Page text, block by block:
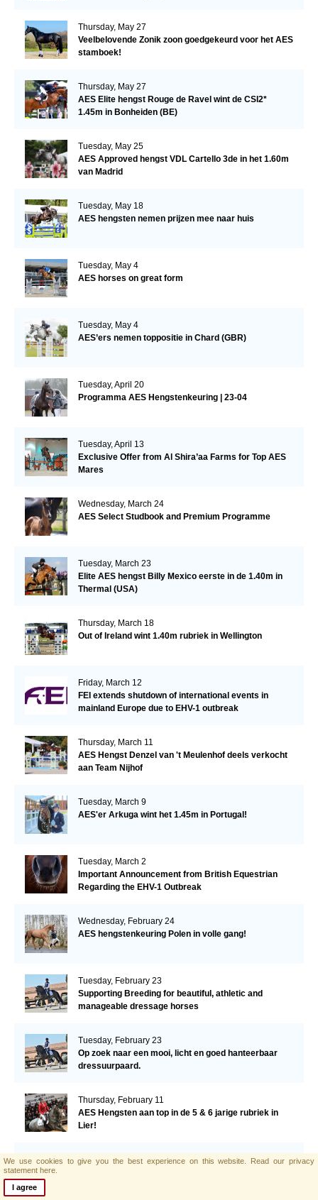
Thursday, May 27
Veelbelovende Zonik zoon goedgekeurd voor het AES
stamboek!
Thursday, May 27
AES Elite hengst Rouge de Ravel wint de CSI2*
1.45m in Bonheiden (BE)
Tuesday, May 25
AES Approved hengst VDL Cartello 3de in het 1.60m
van Madrid
Tuesday, May 18
AES hengsten nemen prijzen mee naar huis
Tuesday, May 4
AES horses on great form
Tuesday, May 4
AES’ers nemen toppositie in Chard (GBR)
Tuesday, April 20
Programma AES Hengstenkeuring | 23-04
Tuesday, April 13
Exclusive Offer from Al Shira’aa Farms for Top AES
Mares
Wednesday, March 24
AES Select Studbook and Premium Programme
Tuesday, March 23
Elite AES hengst Billy Mexico eerste in de 1.40m in
Thermal (USA)
Thursday, March 18
Out of Ireland wint 1.40m rubriek in Wellington
Friday, March 12
FEI extends shutdown of international events in
mainland Europe due to EHV-1 outbreak
Thursday, March 11
AES Hengst Denzel van 't Meulenhof deels verkocht
aan Team Nijhof
Tuesday, March 9
AES'er Arkuga wint het 1.45m in Portugal!
Tuesday, March 2
Important Announcement from British Equestrian
Regarding the EHV-1 Outbreak
Wednesday, February 24
AES hengstenkeuring Polen in volle gang!
Tuesday, February 23
Supporting Breeding for beautiful, athletic and
manageable dressage horses
Tuesday, February 23
Op zoek naar een mooi, licht en goed hanteerbaar
dressuurpaard.
Thursday, February 11
AES Hengsten aan top in de 5 & 6 jarige rubriek in
Lier!
Thursday, February 4
We use cookies to give you the best experience on this website. Read our privacy
statement here.
I agree